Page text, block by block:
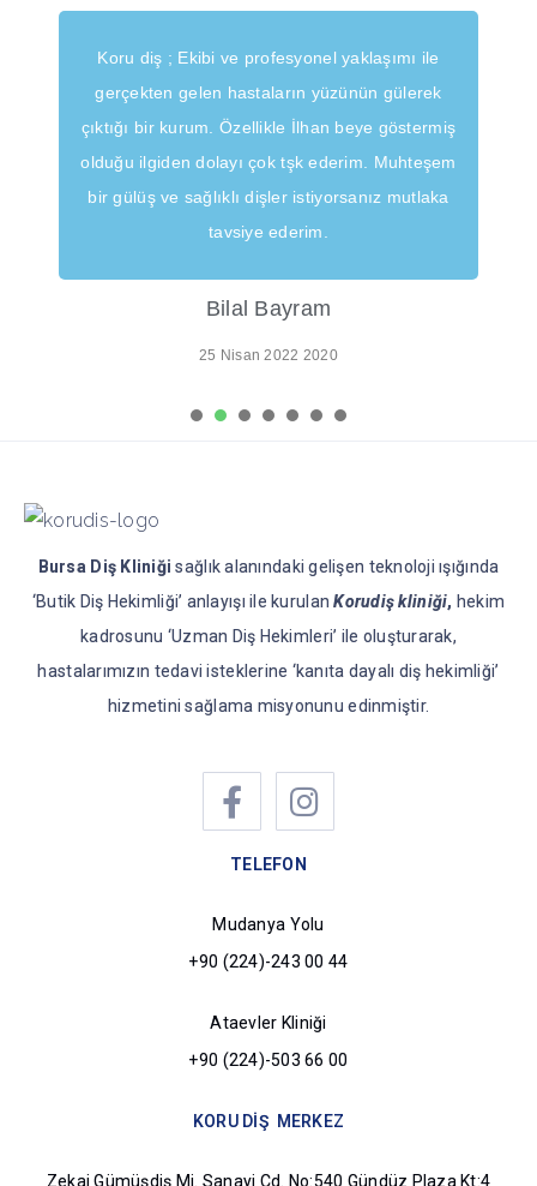
Koru diş ; Ekibi ve profesyonel yaklaşımı ile
gerçekten gelen hastaların yüzünün gülerek
çıktığı bir kurum. Özellikle İlhan beye göstermiş
olduğu ilgiden dolayı çok tşk ederim. Muhteşem
bir gülüş ve sağlıklı dişler istiyorsanız mutlaka
tavsiye ederim.
Bilal Bayram
25 Nisan 2022 2020
Bursa Diş Kliniği sağlık alanındaki gelişen teknoloji ışığında
‘Butik Diş Hekimliği’ anlayışı ile kurulanKorudiş kliniği, hekim
kadrosunu ‘Uzman Diş Hekimleri’ ile oluşturarak,
hastalarımızın tedavi isteklerine ‘kanıta dayalı diş hekimliği’
hizmetini sağlama misyonunu edinmiştir.
TELEFON
Mudanya Yolu
+90 (224)-243 00 44
Ataevler Kliniği
+90 (224)-503 66 00
KORU DİŞ MERKEZ
Zekai Gümüşdiş Mi. Sanayi Cd. No:540 Gündüz Plaza Kt:4